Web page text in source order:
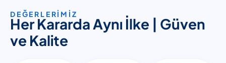
DEĞERLERİMİZ
Her Kararda Aynı İlke | Güven
ve Kalite